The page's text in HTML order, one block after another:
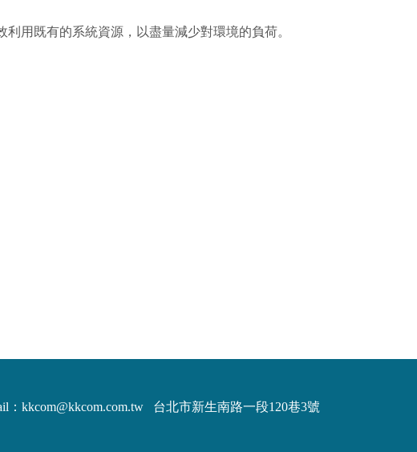
用既有的系統資源，以盡量減少對環境的負荷。
：kkcom@kkcom.com.tw 台北市新生南路一段120巷3號